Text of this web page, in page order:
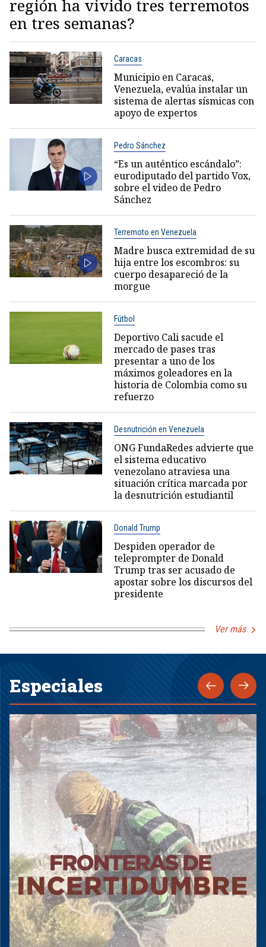
región ha vivido tres terremotos
en tres semanas?
Caracas
Municipio en Caracas,
Venezuela, evalúa instalar un
sistema de alertas sísmicas con
apoyo de expertos
Pedro Sánchez
“Es un auténtico escándalo”:
eurodiputado del partido Vox,
sobre el video de Pedro
Sánchez
Terremoto en Venezuela
Madre busca extremidad de su
hija entre los escombros: su
cuerpo desapareció de la
morgue
Fútbol
Deportivo Cali sacude el
mercado de pases tras
presentar a uno de los
máximos goleadores en la
historia de Colombia como su
refuerzo
Desnutrición en Venezuela
ONG FundaRedes advierte que
el sistema educativo
venezolano atraviesa una
situación crítica marcada por
la desnutrición estudiantil
Donald Trump
Despiden operador de
teleprompter de Donald
Trump tras ser acusado de
apostar sobre los discursos del
presidente
Ver más
Especiales